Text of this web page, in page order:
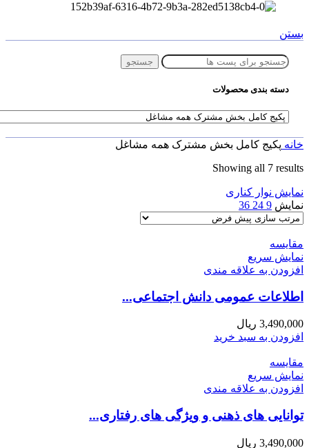
بستن
جستجو
دسته بندی محصولات
خانه پکیج کامل بخش مشترک همه مشاغل
Showing all 7 results
نمایش نوار کناری
نمایش 9
24
36
مقايسه
نمایش سریع
افزودن به علاقه مندی
اطلاعات عمومی دانش اجتماعی...
3,490,000 ریال
افزودن به سبد خرید
مقايسه
نمایش سریع
افزودن به علاقه مندی
توانایی های ذهنی و ویژگی های رفتاری...
3,490,000 ریال